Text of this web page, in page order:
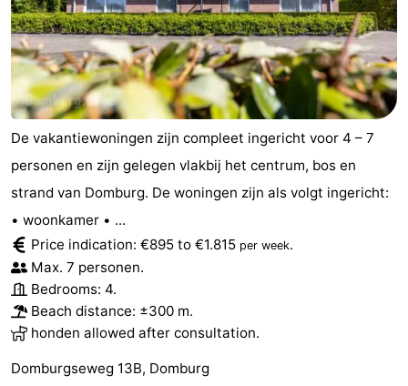
De vakantiewoningen zijn compleet ingericht voor 4 – 7
personen en zijn gelegen vlakbij het centrum, bos en
strand van Domburg. De woningen zijn als volgt ingericht:
• woonkamer • ...
Price indication: €895 to €1.815 per week.
Max. 7 personen.
Bedrooms: 4.
Beach distance: ±300 m.
honden allowed after consultation.
Domburgseweg 13B, Domburg